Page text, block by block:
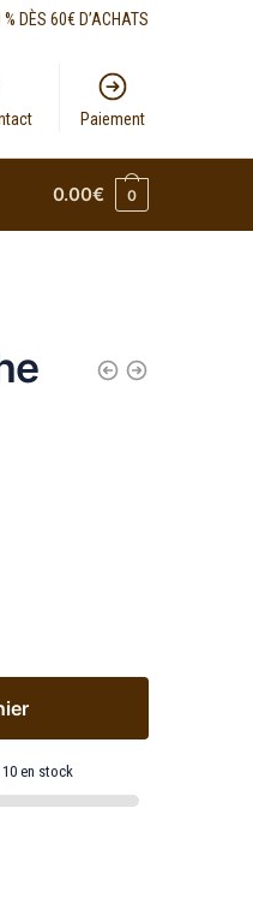
% DÈS 60€ D’ACHATS
Paiement
0.00€ 0
en stock